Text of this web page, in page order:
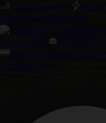
Cali Wietzaden
Opbrengst Wietzaadjes
Wietsoorten
Hoge CBD
klassieke Amsterdamse
Wietsoorten